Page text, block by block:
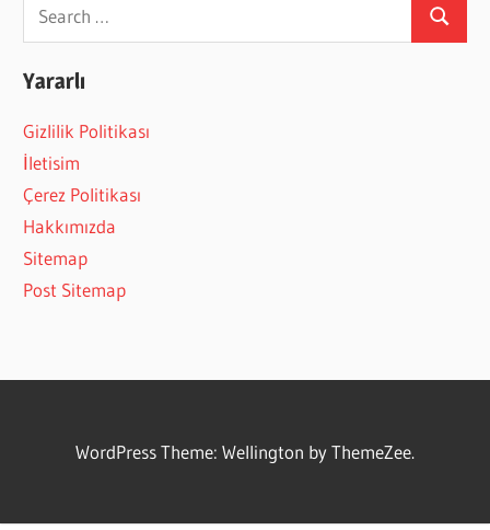
for:
Search
Yararlı
Gizlilik Politikası
İletisim
Çerez Politikası
Hakkımızda
Sitemap
Post Sitemap
WordPress Theme: Wellington by ThemeZee.